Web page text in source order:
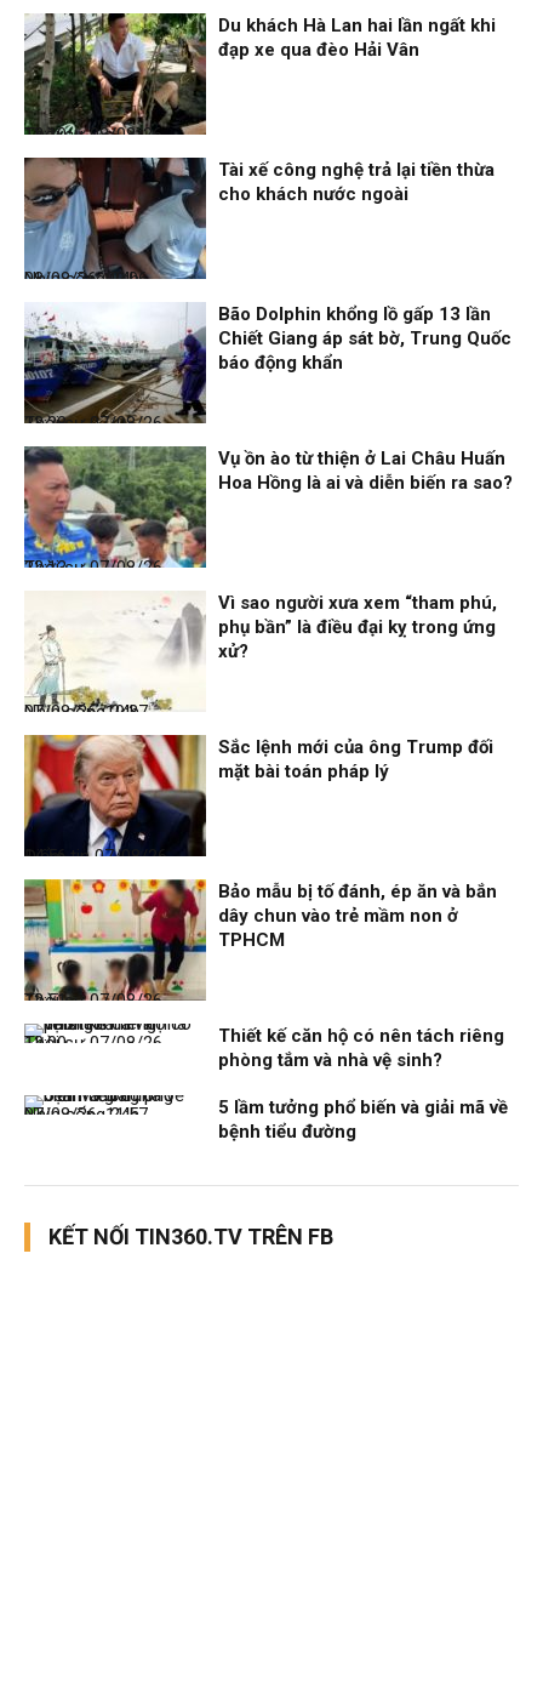
Thời sự
08/08/26, 13:10
Du khách Hà Lan hai lần ngất khi
đạp xe qua đèo Hải Vân
Nhịp sống 24h
08/08/26, 09:06
Tài xế công nghệ trả lại tiền thừa
cho khách nước ngoài
Thời sự
07/08/26, 23:28
Bão Dolphin khổng lồ gấp 13 lần
Chiết Giang áp sát bờ, Trung Quốc
báo động khẩn
Thời sự
07/08/26, 22:13
Vụ ồn ào từ thiện ở Lai Châu Huấn
Hoa Hồng là ai và diễn biến ra sao?
Nhịp sống 24h
07/08/26, 19:37
Vì sao người xưa xem “tham phú,
phụ bần” là điều đại kỵ trong ứng
xử?
Điểm tin
07/08/26, 14:56
Sắc lệnh mới của ông Trump đối
mặt bài toán pháp lý
Thời sự
07/08/26, 12:51
Bảo mẫu bị tố đánh, ép ăn và bắn
dây chun vào trẻ mầm non ở
TPHCM
Thời sự
07/08/26, 12:00
Thiết kế căn hộ có nên tách riêng
phòng tắm và nhà vệ sinh?
Nhịp sống 24h
07/08/26, 11:57
5 lầm tưởng phổ biến và giải mã về
bệnh tiểu đường
KẾT NỐI TIN360.TV TRÊN FB